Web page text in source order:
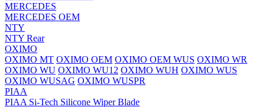
MERCEDES
MERCEDES OEM
NTY
NTY Rear
OXIMO
OXIMO MT OXIMO OEM OXIMO OEM WUS OXIMO WR
OXIMO WU OXIMO WU12 OXIMO WUH OXIMO WUS
OXIMO WUSAG OXIMO WUSPR
PIAA
PIAA Si-Tech Silicone Wiper Blade